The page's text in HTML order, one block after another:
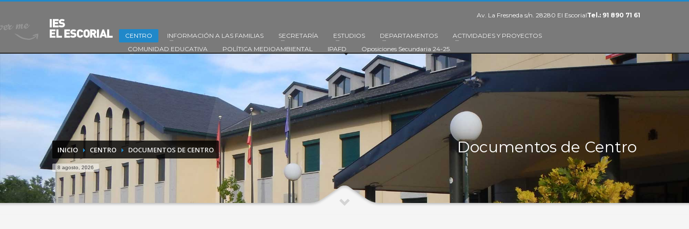
Av. La Fresneda s/n. 28280 El EscorialTel.: 91 890 71 61
CENTRO INFORMACIÓN A LAS FAMILIAS SECRETARÍA ESTUDIOS DEPARTAMENTOS
ACTIVIDADES Y PROYECTOS
COMUNIDAD EDUCATIVA
POLÍTICA MEDIOAMBIENTAL IPAFD Oposiciones Secundaria 24-25.
INICIO CENTRO DOCUMENTOS DE CENTRO
8 agosto, 2026
Documentos de Centro